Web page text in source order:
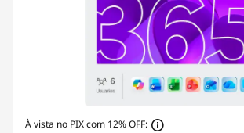
À vista no PIX com 12% OFF: